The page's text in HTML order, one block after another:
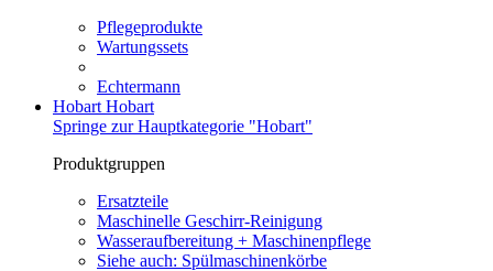
Pflegeprodukte
Wartungssets
Echtermann
Hobart Hobart
Springe zur Hauptkategorie "Hobart"
Produktgruppen
Ersatzteile
Maschinelle Geschirr-Reinigung
Wasseraufbereitung + Maschinenpflege
Siehe auch: Spülmaschinenkörbe